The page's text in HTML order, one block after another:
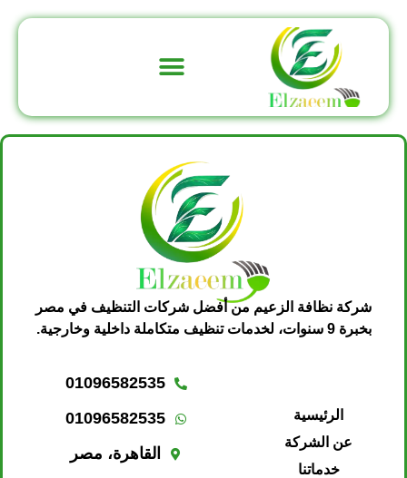
شركة نظافة الزعيم من أفضل شركات التنظيف في مصر
بخبرة 9 سنوات، لخدمات تنظيف متكاملة داخلية وخارجية.
الرئيسية
عن الشركة
خدماتنا
01096582535
01096582535
القاهرة، مصر